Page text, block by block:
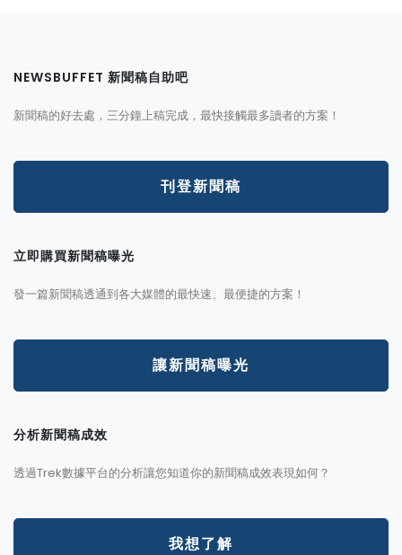
NEWSBUFFET 新聞稿自助吧
新聞稿的好去處，三分鐘上稿完成，最快接觸最多讀者的方案！
刊登新聞稿
立即購買新聞稿曝光
發一篇新聞稿透通到各大媒體的最快速、最便捷的方案！
讓新聞稿曝光
分析新聞稿成效
透過Trek數據平台的分析讓您知道你的新聞稿成效表現如何？
我想了解